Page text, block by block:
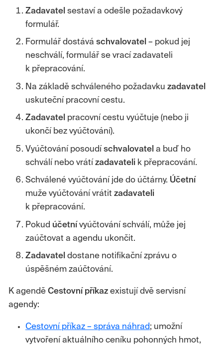
Zadavatel sestaví a odešle požadavkový
formulář.
Formulář dostává schvalovatel – pokud jej
neschválí, formulář se vrací zadavateli
k přepracování.
Na základě schváleného požadavku zadavatel
uskuteční pracovní cestu.
Zadavatel pracovní cestu vyúčtuje (nebo ji
ukončí bez vyúčtování).
Vyúčtování posoudí schvalovatel a buď ho
schválí nebo vrátí zadavateli k přepracování.
Schválené vyúčtování jde do účtárny. Účetní
muže vyúčtování vrátit zadavateli
k přepracování.
Pokud účetní vyúčtování schválí, může jej
zaúčtovat a agendu ukončit.
Zadavatel dostane notifikační zprávu o
úspěšném zaúčtování.
K agendě Cestovní příkaz existují dvě servisní
agendy:
Cestovní příkaz – správa náhrad; umožní
vytvoření aktuálního ceníku pohonných hmot,